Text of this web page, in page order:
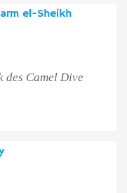
el-Sheikh
des Camel Dive